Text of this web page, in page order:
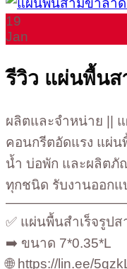
19
Jan
รีวิว แผ่นพื้นส
ผลิตและจำหน่าย || แ
คอนกรีตอัดแรง แผ่น
น้ำ บ่อพัก และผลิต
ทุกชนิด รับงานออก
✅ แผ่นพื้นสำเร็จรูปส
➡️ ขนาด 7*0.35*L
🌐 https://lin.ee/